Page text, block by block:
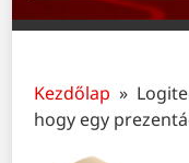
Kezdőlap »
hogy egy